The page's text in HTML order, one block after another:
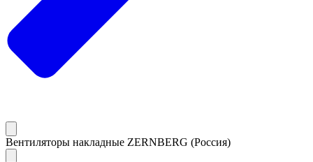
Вентиляторы накладные ZERNBERG (Россия)